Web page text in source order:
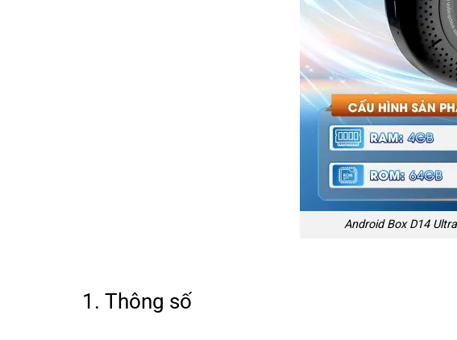
Android Box D14
1. Thông số